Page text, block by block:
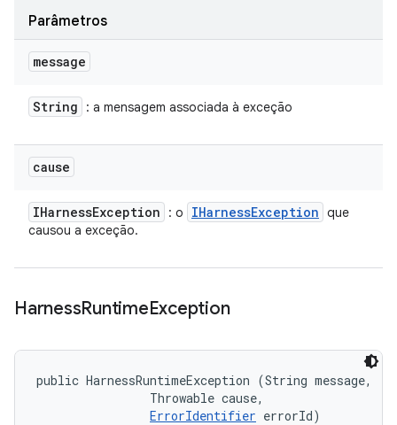
Parâmetros
message
String : a mensagem associada à exceção
cause
IHarnessException : o IHarnessException que
causou a exceção.
HarnessRuntimeException
public HarnessRuntimeException (String message,
                Throwable cause,
ErrorIdentifier errorId)